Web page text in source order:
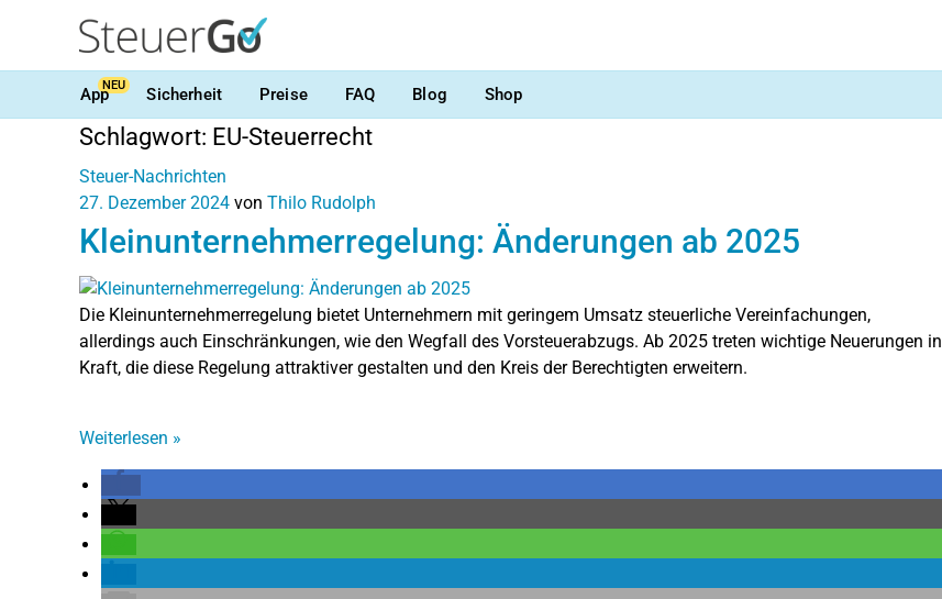
AppNEU Sicherheit Preise FAQ Blog Shop
Schlagwort: EU-Steuerrecht
Steuer-Nachrichten
27. Dezember 2024 von Thilo Rudolph
Kleinunternehmerregelung: Änderungen ab 2025
Die Kleinunternehmerregelung bietet Unternehmern mit geringem Umsatz steuerliche Vereinfachungen,
allerdings auch Einschränkungen, wie den Wegfall des Vorsteuerabzugs. Ab 2025 treten wichtige Neuerungen in
Kraft, die diese Regelung attraktiver gestalten und den Kreis der Berechtigten erweitern.
Weiterlesen »